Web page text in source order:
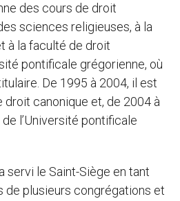
des cours de droit
sciences religieuses, à la
à la faculté de droit
pontificale grégorienne, où
De 1995 à 2004, il est
droit canonique et, de 2004 à
l’Université pontificale
servi le Saint-Siège en tant
de plusieurs congrégations et